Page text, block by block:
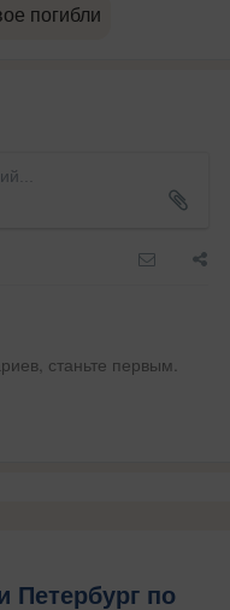
погибли
станьте первым.
Петербург по